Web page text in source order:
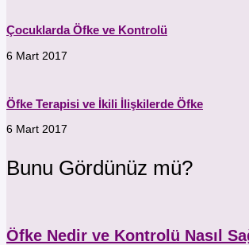
Çocuklarda Öfke ve Kontrolü
6 Mart 2017
Öfke Terapisi ve İkili İlişkilerde Öfke
6 Mart 2017
Bunu Gördünüz mü?
Öfke Nedir ve Kontrolü Nasıl